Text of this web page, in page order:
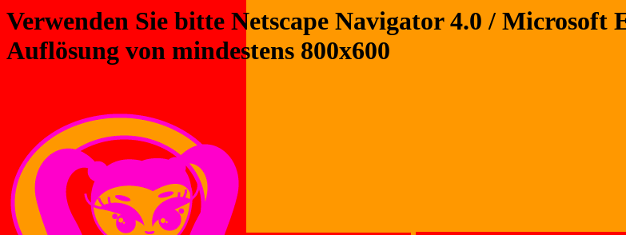
Verwenden Sie bitte Netscape Navigator 4.0 / Microsoft
Auflösung von mindestens 800x600